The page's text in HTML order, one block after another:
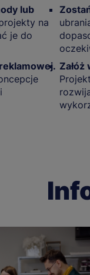
lub
na
je do
Załóż